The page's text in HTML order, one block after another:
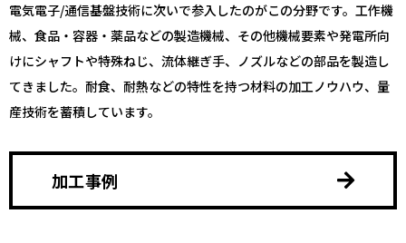
電気電子/通信基盤技術に次いで参入したのがこの分野です。工作機
械、食品・容器・薬品などの製造機械、その他機械要素や発電所向
けにシャフトや特殊ねじ、流体継ぎ手、ノズルなどの部品を製造し
てきました。耐食、耐熱などの特性を持つ材料の加工ノウハウ、量
産技術を蓄積しています。
加工事例